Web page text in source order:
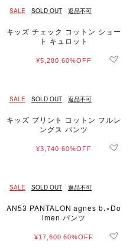
SALE SOLD OUT 返品不可
キッズ チェック コットン ショー
ト キュロット
¥5,280 60%OFF
SALE SOLD OUT 返品不可
キッズ プリント コットン フルレ
ングス パンツ
¥3,740 60%OFF
SALE SOLD OUT 返品不可
AN53 PANTALON agnes b.×Do
lmen パンツ
¥17,600 60%OFF